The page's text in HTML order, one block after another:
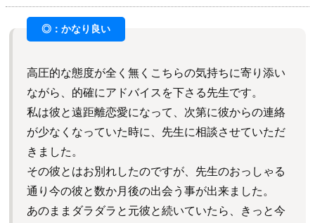
高圧的な態度が全く無くこちらの気持ちに寄り添い
ながら、的確にアドバイスを下さる先生です。
私は彼と遠距離恋愛になって、次第に彼からの連絡
が少なくなっていた時に、先生に相談させていただ
きました。
その彼とはお別れしたのですが、先生のおっしゃる
通り今の彼と数か月後の出会う事が出来ました。
あのままダラダラと元彼と続いていたら、きっと今